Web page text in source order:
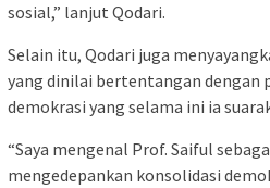
sosial,” lanjut Qodari.
Selain itu, Qodari juga
yang dinilai bertentangan dengan
demokrasi yang selama ini ia
“Saya mengenal Prof. Saiful
mengedepankan konsolidasi